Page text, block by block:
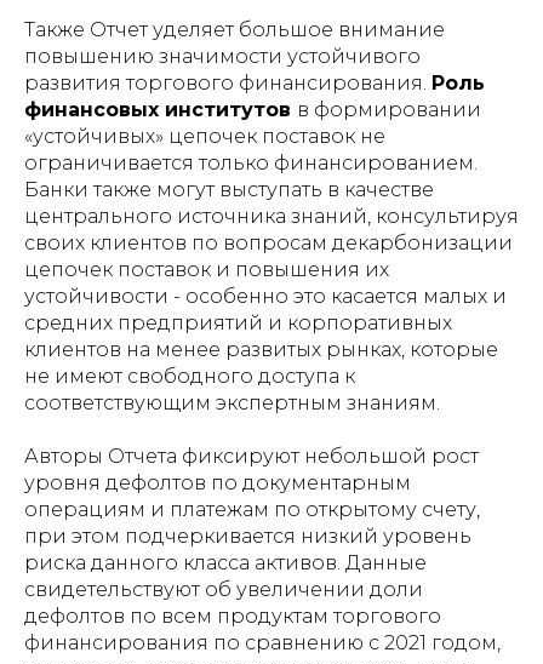
Также Отчет уделяет большое внимание
повышению значимости устойчивого
развития торгового финансирования. Роль
финансовых институтов в формировании
«устойчивых» цепочек поставок не
ограничивается только финансированием.
Банки также могут выступать в качестве
центрального источника знаний, консультируя
своих клиентов по вопросам декарбонизации
цепочек поставок и повышения их
устойчивости - особенно это касается малых и
средних предприятий и корпоративных
клиентов на менее развитых рынках, которые
не имеют свободного доступа к
соответствующим экспертным знаниям.
Авторы Отчета фиксируют небольшой рост
уровня дефолтов по документарным
операциям и платежам по открытому счету,
при этом подчеркивается низкий уровень
риска данного класса активов. Данные
свидетельствуют об увеличении доли
дефолтов по всем продуктам торгового
финансирования по сравнению с 2021 годом,